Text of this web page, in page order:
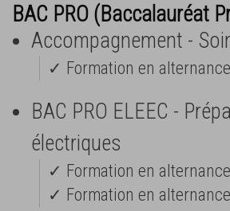
BAC PRO (Baccalauréat
Accompagnement -
✓ Formation en alternance
BAC PRO ELEEC -
électriques
✓ Formation en alternance
✓ Formation en alternance